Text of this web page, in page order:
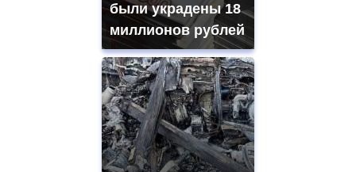
были украдены 18
миллионов рублей